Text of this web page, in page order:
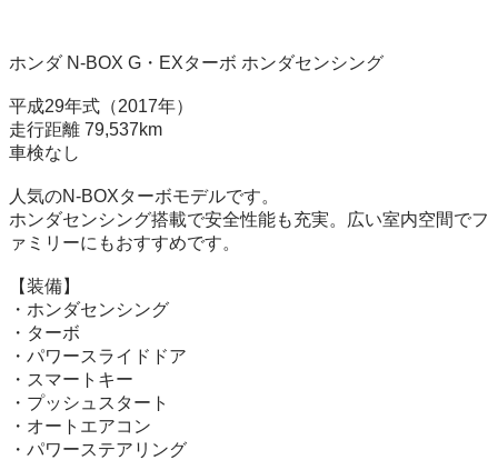
ホンダ N-BOX G・EXターボ ホンダセンシング
平成29年式（2017年）
走行距離 79,537km
車検なし
人気のN-BOXターボモデルです。
ホンダセンシング搭載で安全性能も充実。広い室内空間でフ
ァミリーにもおすすめです。
【装備】
・ホンダセンシング
・ターボ
・パワースライドドア
・スマートキー
・プッシュスタート
・オートエアコン
・パワーステアリング